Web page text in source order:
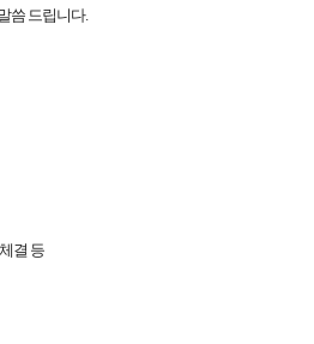
씀 드립니다.
결 등